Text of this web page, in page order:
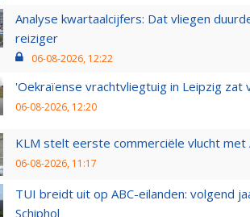
Analyse kwartaalcijfers: Dat vliegen
reiziger
06-08-2026, 12:22
'Oekraïense vrachtvliegtuig in Leipzig zat
06-08-2026, 12:20
KLM stelt eerste commerciële vlucht met
06-08-2026, 11:17
TUI breidt uit op ABC-eilanden: volgend
Schiphol